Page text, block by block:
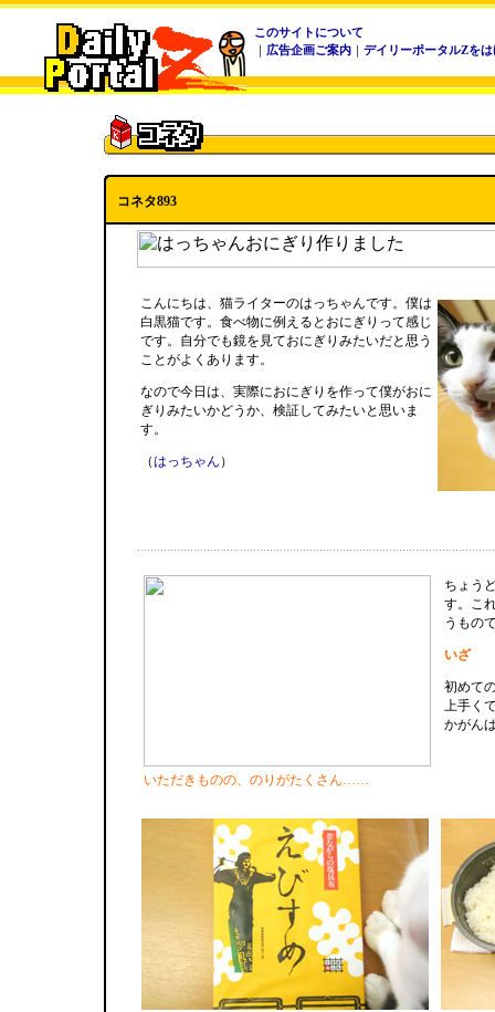
このサイトについて
｜ 広告企画ご案内 ｜ デイリーポータルZを
コネタ893
こんにちは、猫ライターのはっちゃんです。僕は
白黒猫です。食べ物に例えるとおにぎりって感じ
です。自分でも鏡を見ておにぎりみたいだと思う
ことがよくあります。
なので今日は、実際におにぎりを作って僕がおに
ぎりみたいかどうか、検証してみたいと思いま
す。
（はっちゃん ）
いただきものの、のりがたくさん……
ちょう
す。こ
うもの
いざ
初めて
上手く
かがん